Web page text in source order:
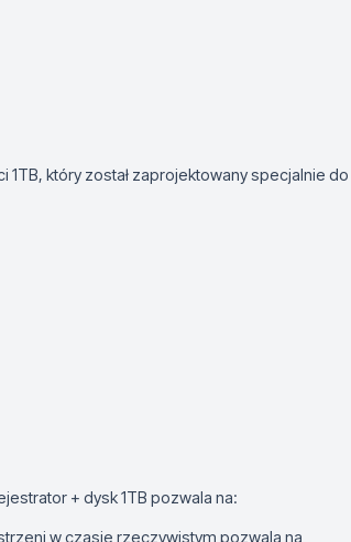
1TB, który został zaprojektowany specjalnie do
+ dysk 1TB pozwala na:
w czasie rzeczywistym pozwala na